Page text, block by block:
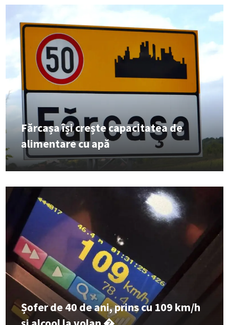
Fărcașa își crește capacitatea de
alimentare cu apă
Șofer de 40 de ani, prins cu 109 km/h